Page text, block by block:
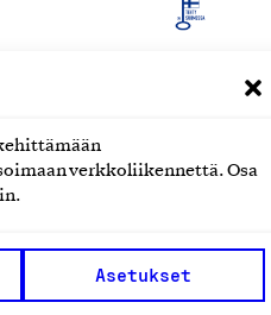
verkkoliikennettä. Osa
Asetukset